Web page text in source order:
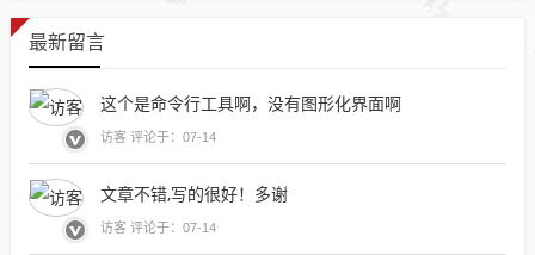
最新留言
这个是命令行工具啊，没有图形化界面啊
访客 评论于：07-14
文章不错,写的很好！多谢
访客 评论于：07-14